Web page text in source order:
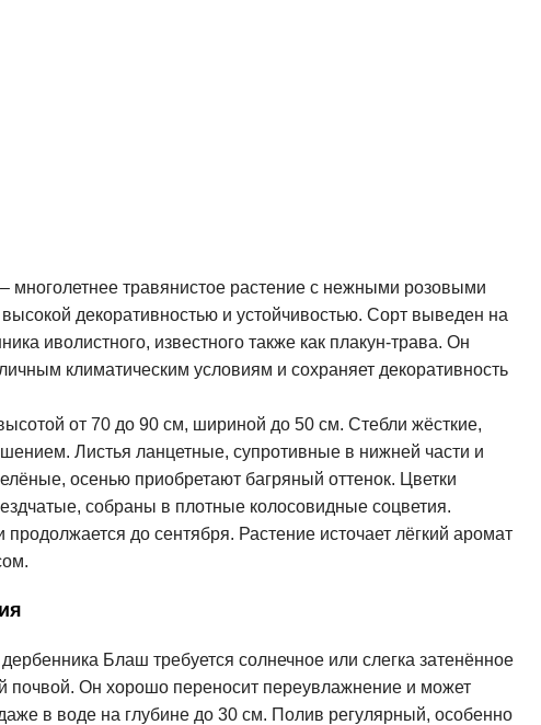
травянистое растение с нежными розовыми
высокой декоративностью и устойчивостью. Сорт выведен на
иволистного, известного также как плакун-трава. Он
климатическим условиям и сохраняет декоративность
от 70 до 90 см, шириной до 50 см. Стебли жёсткие,
Листья ланцетные, супротивные в нижней части и
осенью приобретают багряный оттенок. Цветки
собраны в плотные колосовидные соцветия.
до сентября. Растение источает лёгкий аромат
Блаш требуется солнечное или слегка затенённое
почвой. Он хорошо переносит переувлажнение и может
в воде на глубине до 30 см. Полив регулярный, особенно